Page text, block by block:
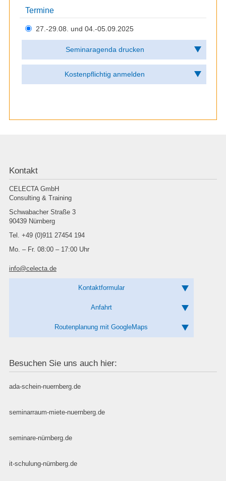
Termine
27.-29.08. und 04.-05.09.2025
Kontakt
CELECTA GmbH
Consulting & Training
Schwabacher Straße 3
90439 Nürnberg
Tel. +49 (0)911 27454 194
Mo. – Fr. 08:00 – 17:00 Uhr
info@celecta.de
Kontaktformular
Anfahrt
Routenplanung mit GoogleMaps
Besuchen Sie uns auch hier:
ada-schein-nuernberg.de
seminarraum-miete-nuernberg.de
seminare-nürnberg.de
it-schulung-nürnberg.de